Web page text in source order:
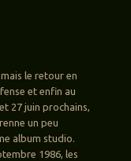
le retour en
et enfin au
27 juin prochains,
un peu
album studio.
1986, les